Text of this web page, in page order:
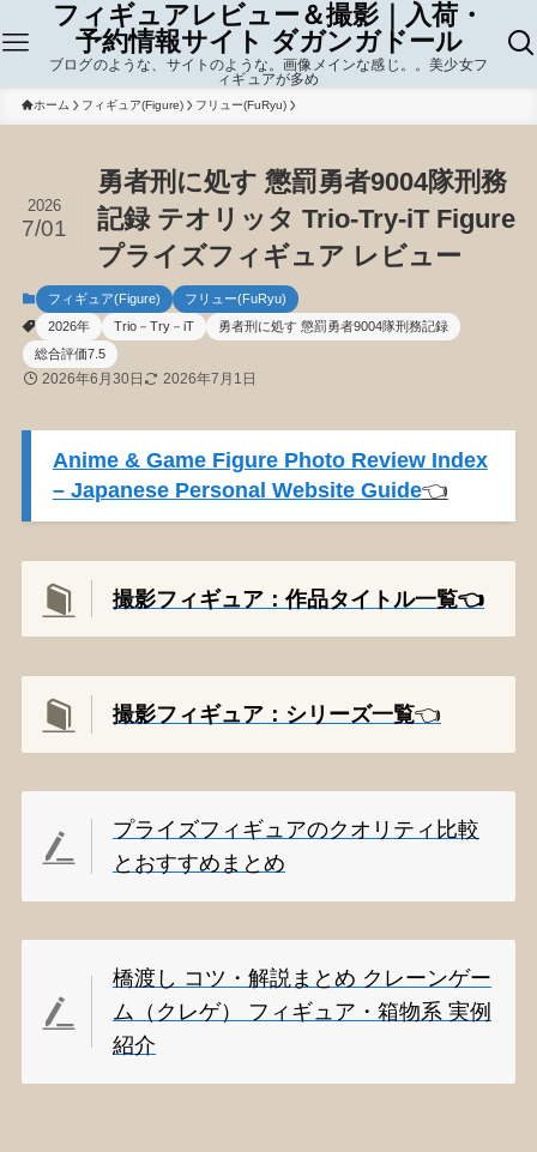
フィギュアレビュー＆撮影｜入荷・
予約情報サイト ダガンガドール
ブログのような、サイトのような。画像メインな感じ。。美少女フ
ィギュアが多め
ホーム フィギュア(Figure) フリュー(FuRyu)
勇者刑に処す 懲罰勇者9004隊刑務
記録 テオリッタ Trio-Try-iT Figure
プライズフィギュア レビュー
2026
7/01
フィギュア(Figure)
フリュー(FuRyu)
2026年
Trio－Try－iT
勇者刑に処す 懲罰勇者9004隊刑務記録
総合評価7.5
2026年6月30日 2026年7月1日
Anime & Game Figure Photo Review Index
– Japanese Personal Website Guide👈️
撮影フィギュア：作品タイトル一覧👈️
撮影フィギュア：シリーズ一覧👈️
プライズフィギュアのクオリティ比較
とおすすめまとめ
橋渡し コツ・解説まとめ クレーンゲー
ム（クレゲ） フィギュア・箱物系 実例
紹介